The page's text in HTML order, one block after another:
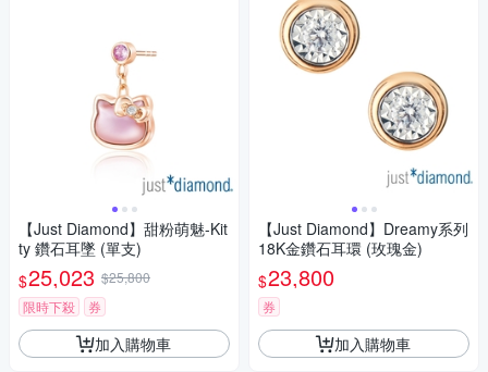
【Just Diamond】甜粉萌魅-Kit
ty 鑽石耳墜 (單支)
$25,023 $25,800
限時下殺
券
加入購物車
【Just Diamond】Dreamy系列
18K金鑽石耳環 (玫瑰金)
$23,800
券
加入購物車